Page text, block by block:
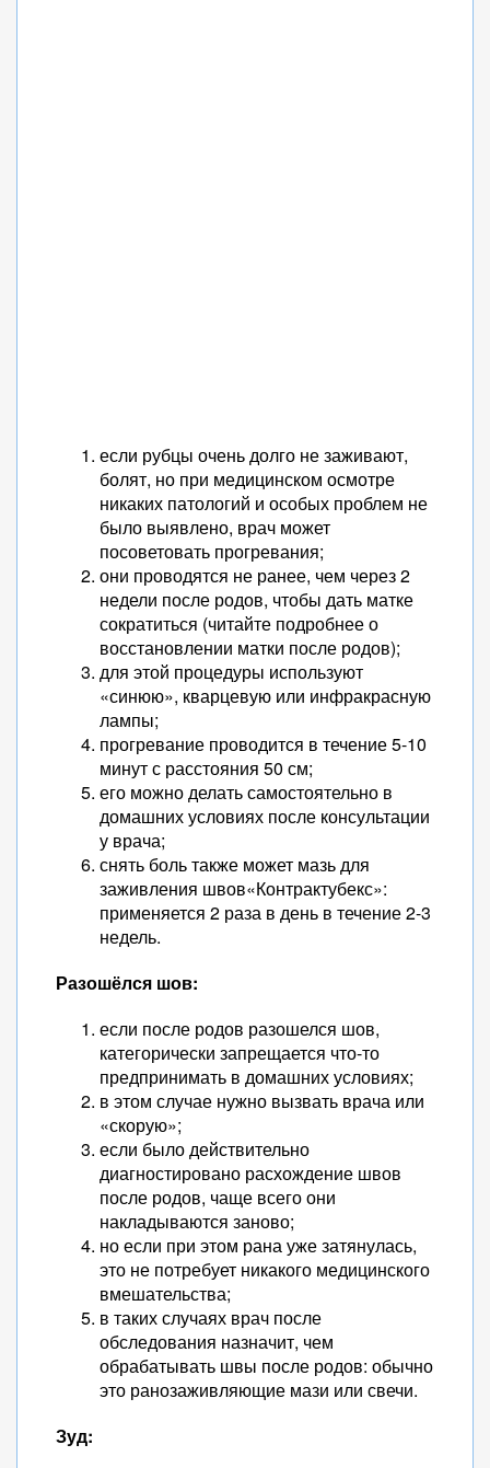
если рубцы очень долго не заживают,
болят, но при медицинском осмотре
никаких патологий и особых проблем не
было выявлено, врач может
посоветовать прогревания;
они проводятся не ранее, чем через 2
недели после родов, чтобы дать матке
сократиться (читайте подробнее о
восстановлении матки после родов);
для этой процедуры используют
«синюю», кварцевую или инфракрасную
лампы;
прогревание проводится в течение 5-10
минут с расстояния 50 см;
его можно делать самостоятельно в
домашних условиях после консультации
у врача;
снять боль также может мазь для
заживления швов«Контрактубекс»:
применяется 2 раза в день в течение 2-3
недель.
Разошёлся шов:
если после родов разошелся шов,
категорически запрещается что-то
предпринимать в домашних условиях;
в этом случае нужно вызвать врача или
«скорую»;
если было действительно
диагностировано расхождение швов
после родов, чаще всего они
накладываются заново;
но если при этом рана уже затянулась,
это не потребует никакого медицинского
вмешательства;
в таких случаях врач после
обследования назначит, чем
обрабатывать швы после родов: обычно
это ранозаживляющие мази или свечи.
Зуд: